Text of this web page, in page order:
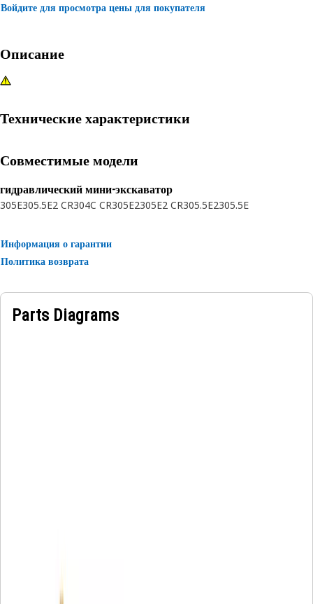
Войдите для просмотра цены для покупателя
Описание
Технические характеристики
Совместимые модели
гидравлический мини-экскаватор
305E305.5E2 CR304C CR305E2305E2 CR305.5E2305.5E
Информация о гарантии
Политика возврата
Parts Diagrams